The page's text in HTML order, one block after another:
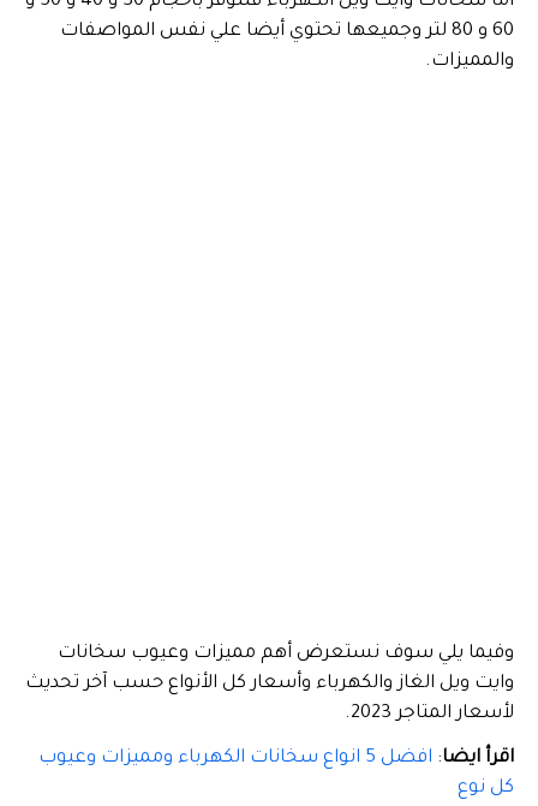
60 و 80 لتر وجميعها تحتوي أيضا علي نفس المواصفات
والمميزات.
وفيما يلي سوف نستعرض أهم مميزات وعيوب سخانات
وايت ويل الغاز والكهرباء وأسعار كل الأنواع حسب آخر تحديث
لأسعار المتاجر 2023.
اقرأ ايضا:
افضل 5 انواع سخانات الكهرباء ومميزات وعيوب
كل نوع